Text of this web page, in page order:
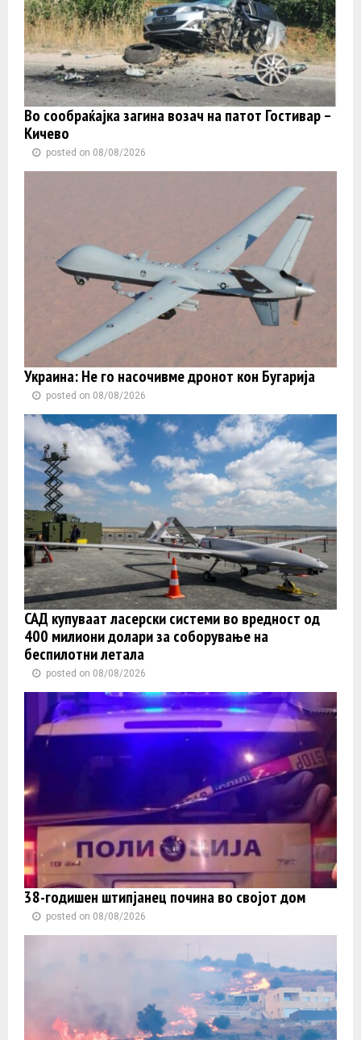
Во сообраќајка загина возач на патот Гостивар –
Кичево
posted on 08/08/2026
Украина: Не го насочивме дронот кон Бугарија
posted on 08/08/2026
САД купуваат ласерски системи во вредност од
400 милиони долари за соборување на
беспилотни летала
posted on 08/08/2026
38-годишен штипјанец почина во својот дом
posted on 08/08/2026